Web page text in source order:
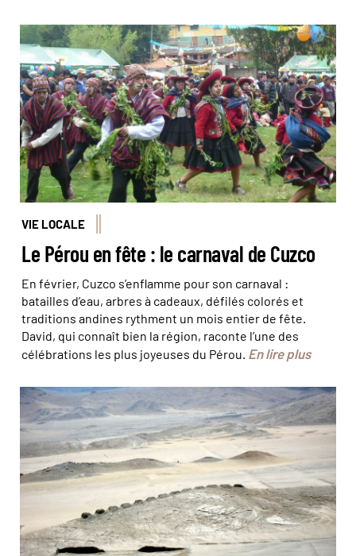
© David Chauvet
VIE LOCALE
Le Pérou en fête : le carnaval de Cuzco
En février, Cuzco s’enflamme pour son carnaval :
batailles d’eau, arbres à cadeaux, défilés colorés et
traditions andines rythment un mois entier de fête.
David, qui connaît bien la région, raconte l’une des
célébrations les plus joyeuses du Pérou. En lire plus
Les 13 Tours © hazel162